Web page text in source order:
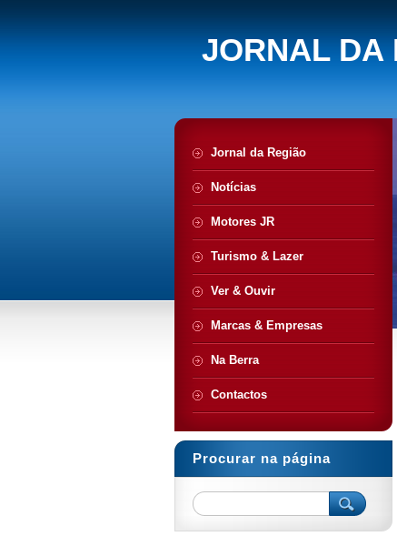
JORNAL DA
Jornal da Região
Notícias
Motores JR
Turismo & Lazer
Ver & Ouvir
Marcas & Empresas
Na Berra
Contactos
Procurar na página